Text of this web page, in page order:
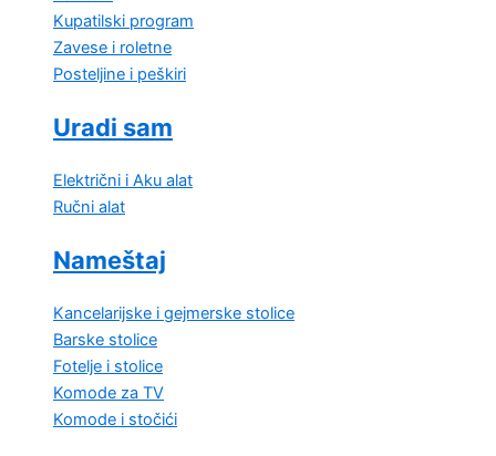
Kupatilski program
Zavese i roletne
Posteljine i peškiri
Uradi sam
Električni i Aku alat
Ručni alat
Nameštaj
Kancelarijske i gejmerske stolice
Barske stolice
Fotelje i stolice
Komode za TV
Komode i stočići